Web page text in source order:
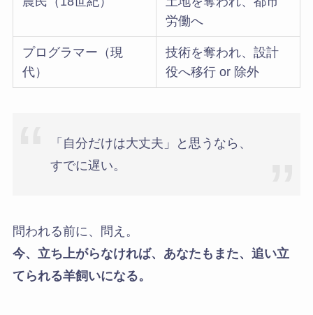
労働へ
プログラマー（現
代）
技術を奪われ、設計
役へ移行 or 除外
「自分だけは大丈夫」と思うなら、
すでに遅い。
問われる前に、問え。
今、立ち上がらなければ、あなたもまた、追い立
てられる羊飼いになる。